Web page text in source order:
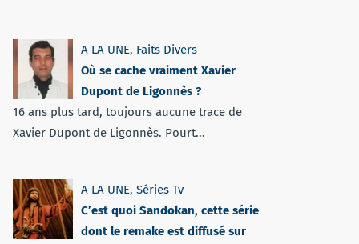
A LA UNE, Faits Divers
Où se cache vraiment Xavier
Dupont de Ligonnès ?
16 ans plus tard, toujours aucune trace de
Xavier Dupont de Ligonnès. Pourt...
A LA UNE, Séries Tv
C’est quoi Sandokan, cette série
dont le remake est diffusé sur